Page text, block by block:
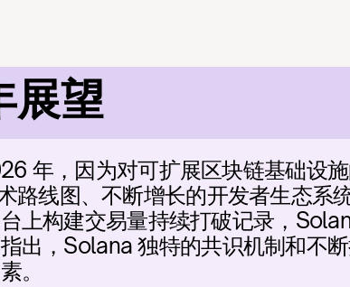
展望
年，因为对可扩展区块链基础设施
路线图、不断增长的开发者生态系
上构建交易量持续打破记录，
出，Solana 独特的共识机制和不
。